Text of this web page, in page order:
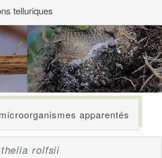
telluriques
apparentés
rolfsii